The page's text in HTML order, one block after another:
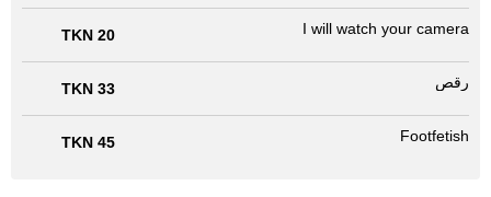
I will watch your camera
20 TKN
رقص 33 TKN
Footfetish
45 TKN